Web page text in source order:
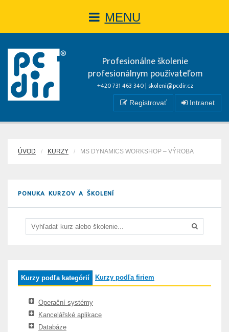
MENU
Profesionálne školenie
profesionálnym používateľom
+420 731 463 340 | skoleni@pcdir.cz
Registrovať Intranet
ÚVOD KURZY MS DYNAMICS WORKSHOP – VÝROBA
PONUKA KURZOV A ŠKOLENÍ
Kurzy podľa kategórií Kurzy podľa firiem
Operační systémy
Kancelářské aplikace
Databáze